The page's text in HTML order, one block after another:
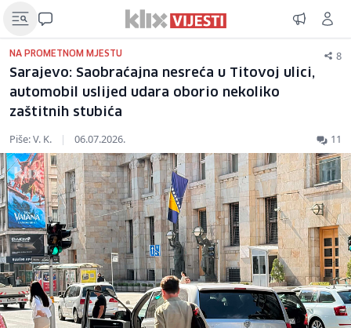
NA PROMETNOM MJESTU 8
Sarajevo: Saobraćajna nesreća u Titovoj ulici,
automobil uslijed udara oborio nekoliko
zaštitnih stubića
Piše: V. K. | 06.07.2026. 11